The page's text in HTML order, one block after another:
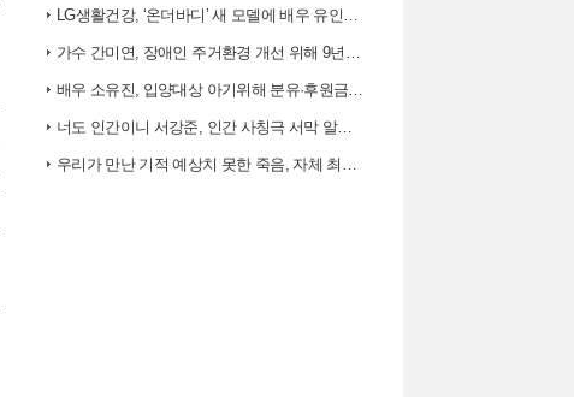
에서 외제차를 몰다 대기
는 사고를 냈다”는 내...
너도 인간이니 서강준, 인간 사칭극 서막 알린 종합 예고 공개